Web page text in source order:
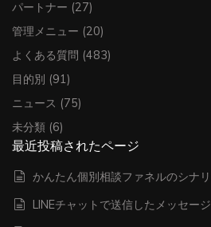
パートナー (27)
管理メニュー (20)
よくある質問 (483)
目的別 (91)
ニュース (75)
未分類 (6)
最近投稿されたページ
かんたん個別相談ファネルのシナ
LINEチャットで送信したメッセー